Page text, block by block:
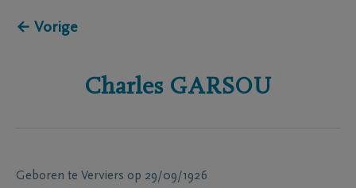
← Vorige
Charles GARSOU
Geboren te Verviers op 29/09/1926